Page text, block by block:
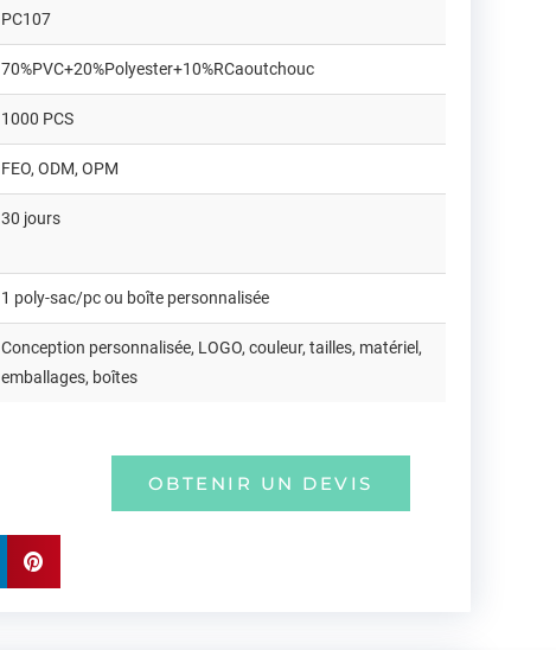
PC107
70%PVC+20%Polyester+10%RCaoutchouc
1000 PCS
FEO, ODM, OPM
30 jours
1 poly-sac/pc ou boîte personnalisée
Conception personnalisée, LOGO, couleur, tailles, matériel,
emballages, boîtes
OBTENIR UN DEVIS